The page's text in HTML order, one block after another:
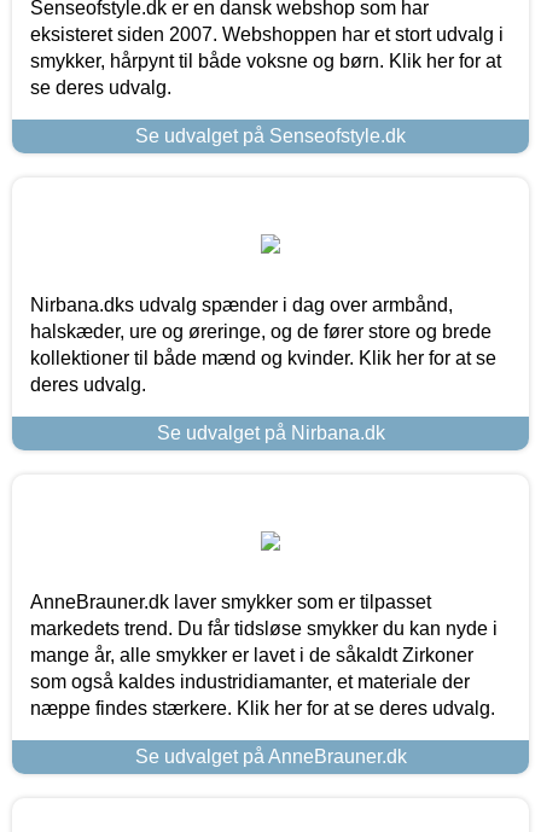
Senseofstyle.dk er en dansk webshop som har
eksisteret siden 2007. Webshoppen har et stort udvalg i
smykker, hårpynt til både voksne og børn. Klik her for at
se deres udvalg.
Se udvalget på Senseofstyle.dk
Nirbana.dks udvalg spænder i dag over armbånd,
halskæder, ure og øreringe, og de fører store og brede
kollektioner til både mænd og kvinder. Klik her for at se
deres udvalg.
Se udvalget på Nirbana.dk
AnneBrauner.dk laver smykker som er tilpasset
markedets trend. Du får tidsløse smykker du kan nyde i
mange år, alle smykker er lavet i de såkaldt Zirkoner
som også kaldes industridiamanter, et materiale der
næppe findes stærkere. Klik her for at se deres udvalg.
Se udvalget på AnneBrauner.dk